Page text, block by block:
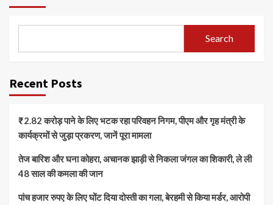
Search
Recent Posts
₹2.82 करोड़ पाने के लिए भटक रहा परिवहन निगम, पीएम और गृह मंत्री के
कार्यक्रमों से जुड़ा प्रकरण, जानें पूरा मामला
तेज बारिश और घना कोहरा, अचानक झाड़ी से निकला जंगल का शिकारी, ले ली
48 साल की कमला की जान
पांच हजार रुपए के लिए घोंट दिया दोस्ती का गला, बेरहमी से किया मर्डर, आरोपी